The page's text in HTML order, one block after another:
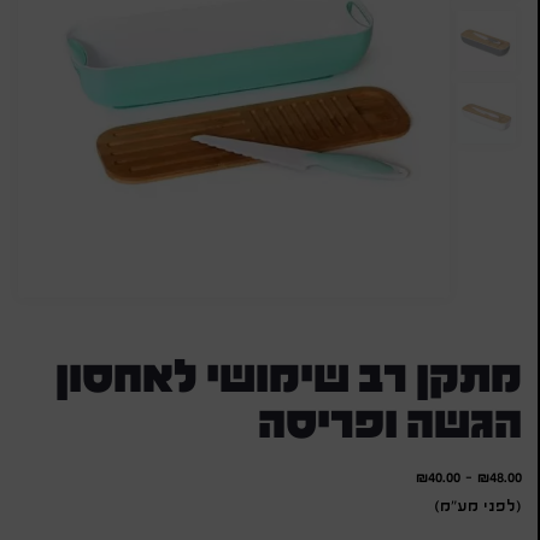
מתקן רב שימושי לאחסון
הגשה ופריסה
₪48.00
-
₪40.00
(לפני מע"מ)